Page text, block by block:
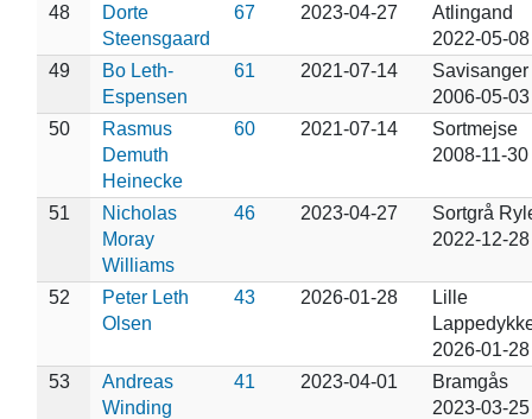
48
Dorte
Steensgaard
67 2023-04-27
Atlingand
2022-05-08
49
Bo Leth-
Espensen
61 2021-07-14
Savisanger
2006-05-03
50
Rasmus
Demuth
Heinecke
60 2021-07-14
Sortmejse
2008-11-30
51
Nicholas
Moray
Williams
46 2023-04-27
Sortgrå
2022-12-28
52
Peter Leth
Olsen
43 2026-01-28
Lille
2026-01-28
53
Andreas
Winding
41 2023-04-01
Bramgås
2023-03-25